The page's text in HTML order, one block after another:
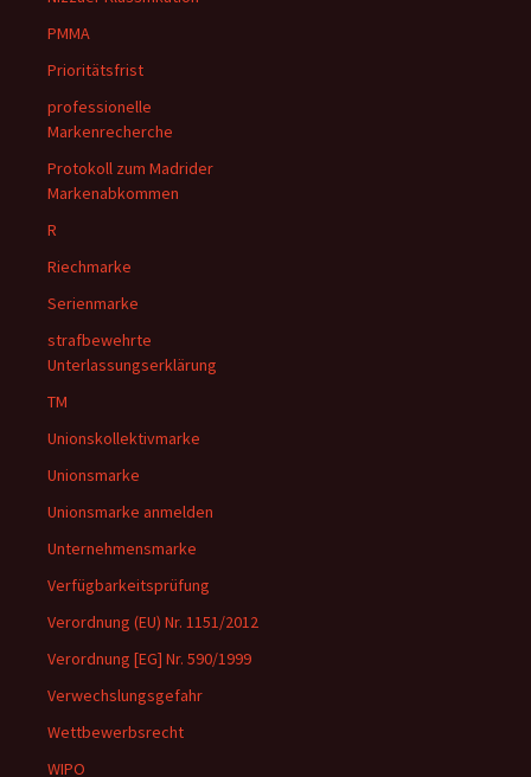
PMMA
Prioritätsfrist
professionelle
Markenrecherche
Protokoll zum Madrider
Markenabkommen
R
Riechmarke
Serienmarke
strafbewehrte
Unterlassungserklärung
TM
Unionskollektivmarke
Unionsmarke
Unionsmarke anmelden
Unternehmensmarke
Verfügbarkeitsprüfung
Verordnung (EU) Nr. 1151/2012
Verordnung [EG] Nr. 590/1999
Verwechslungsgefahr
Wettbewerbsrecht
WIPO